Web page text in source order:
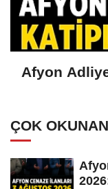
Afyon
ÇOK